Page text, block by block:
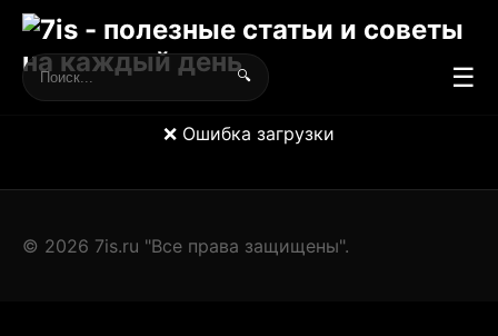
🔍 ☰
❌ Ошибка загрузки
© 2026 7is.ru "Все права защищены".